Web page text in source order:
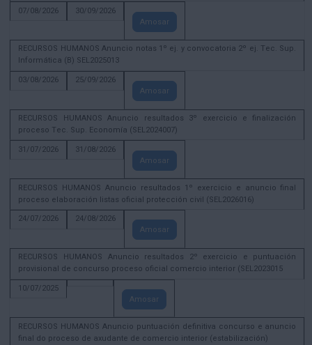
07/08/2026
30/09/2026
Amosar
RECURSOS HUMANOS Anuncio notas 1º ej. y convocatoria 2º ej. Tec. Sup.
Informática (B) SEL2025013
03/08/2026
25/09/2026
Amosar
RECURSOS HUMANOS Anuncio resultados 3º exercicio e finalización
proceso Tec. Sup. Economía (SEL2024007)
31/07/2026
31/08/2026
Amosar
RECURSOS HUMANOS Anuncio resultados 1º exercicio e anuncio final
proceso elaboración listas oficial protección civil (SEL2026016)
24/07/2026
24/08/2026
Amosar
RECURSOS HUMANOS Anuncio resultados 2º exercicio e puntuación
provisional de concurso proceso oficial comercio interior (SEL2023015
10/07/2025
Amosar
RECURSOS HUMANOS Anuncio puntuación definitiva concurso e anuncio
final do proceso de axudante de comercio interior (estabilización)